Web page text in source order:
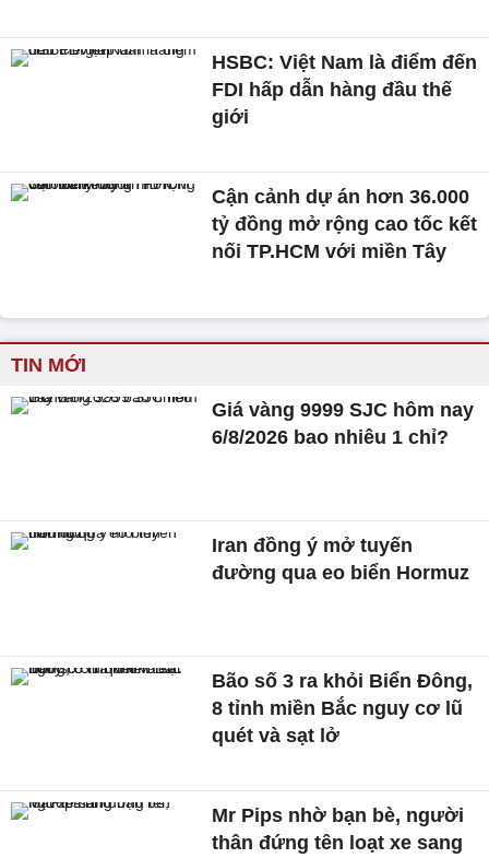
HSBC: Việt Nam là điểm đến
FDI hấp dẫn hàng đầu thế
giới
Cận cảnh dự án hơn 36.000
tỷ đồng mở rộng cao tốc kết
nối TP.HCM với miền Tây
TIN MỚI
Giá vàng 9999 SJC hôm nay
6/8/2026 bao nhiêu 1 chỉ?
Iran đồng ý mở tuyến
đường qua eo biển Hormuz
Bão số 3 ra khỏi Biển Đông,
8 tỉnh miền Bắc nguy cơ lũ
quét và sạt lở
Mr Pips nhờ bạn bè, người
thân đứng tên loạt xe sang